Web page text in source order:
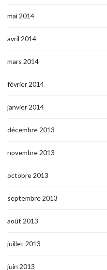
mai 2014
avril 2014
mars 2014
février 2014
janvier 2014
décembre 2013
novembre 2013
octobre 2013
septembre 2013
août 2013
juillet 2013
juin 2013